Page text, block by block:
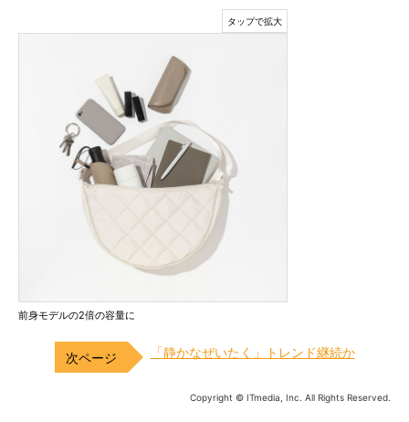
前身モデルの2倍の容量に
「静かなぜいたく」トレンド継続か
Copyright © ITmedia, Inc. All Rights Reserved.